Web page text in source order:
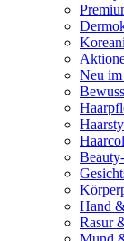
Neu
Hand
Rasur